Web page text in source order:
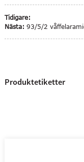
Tidigare:
Nästa: 93/5/2
Produktetiketter